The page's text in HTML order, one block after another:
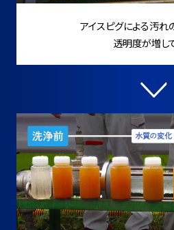
アイスピグによる汚れ
透明度が増し